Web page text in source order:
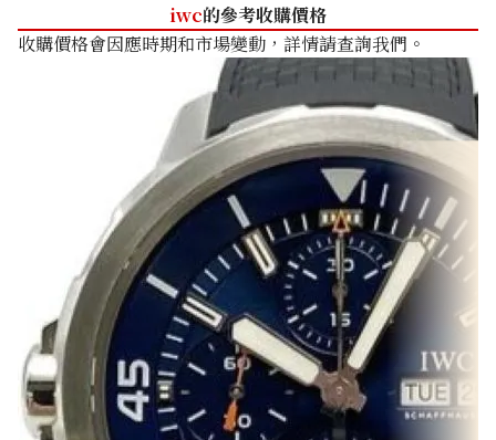
iwc的參考收購價格
收購價格會因應時期和市場變動，詳情請查詢我們。